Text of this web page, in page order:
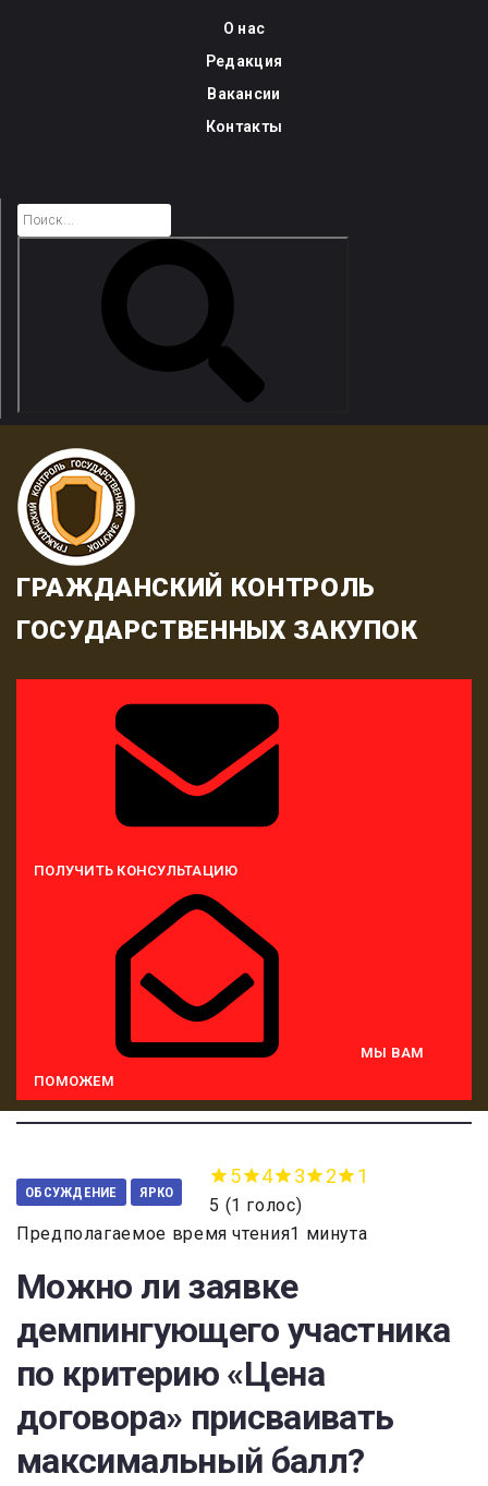
О нас
Редакция
Вакансии
Контакты
ГРАЖДАНСКИЙ КОНТРОЛЬ
ГОСУДАРСТВЕННЫХ ЗАКУПОК
ПОЛУЧИТЬ КОНСУЛЬТАЦИЮ
МЫ ВАМ
ПОМОЖЕМ
ОБСУЖДЕНИЕ ЯРКО
5 4 3 2 1
5 (1 голос)
Предполагаемое время чтения1 минута
Можно ли заявке
демпингующего участника
по критерию «Цена
договора» присваивать
максимальный балл?